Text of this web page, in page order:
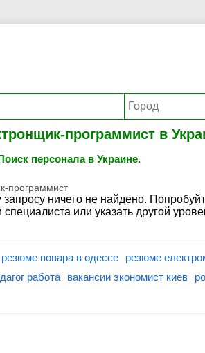
программист в
персонала в Украине.
программист
ничего не найдено.
специалиста или указать другой
резюме повара в одессе резюме
работа вакансии экономист киев